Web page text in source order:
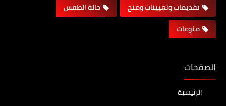
تقديمات وتعيينات ومنح
حالة الطقس
منوعات
الصفحات
الرئيسية